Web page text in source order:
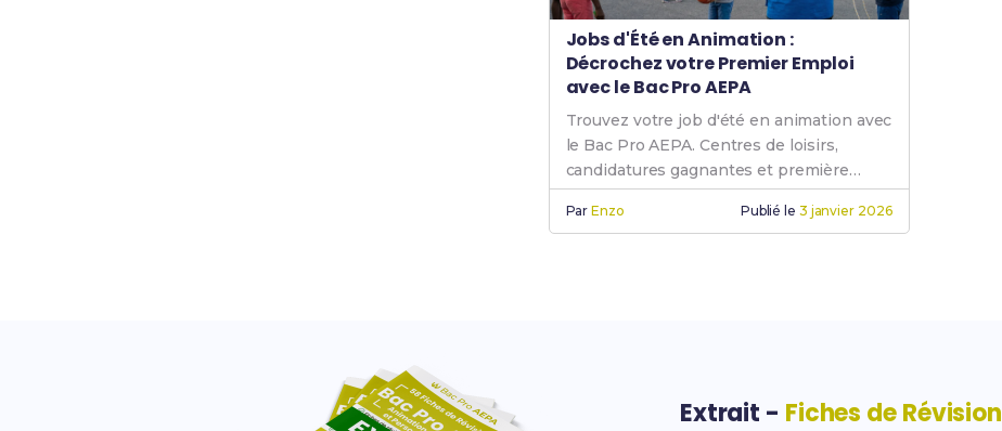
Jobs d'Été en Animation :
Décrochez votre Premier Emploi
avec le Bac Pro AEPA
Trouvez votre job d'été en animation avec
le Bac Pro AEPA. Centres de loisirs,
candidatures gagnantes et première
expérience rémunérée.
ParEnzo Publié le 3 janvier 2026
Extrait - Fiches de Révision